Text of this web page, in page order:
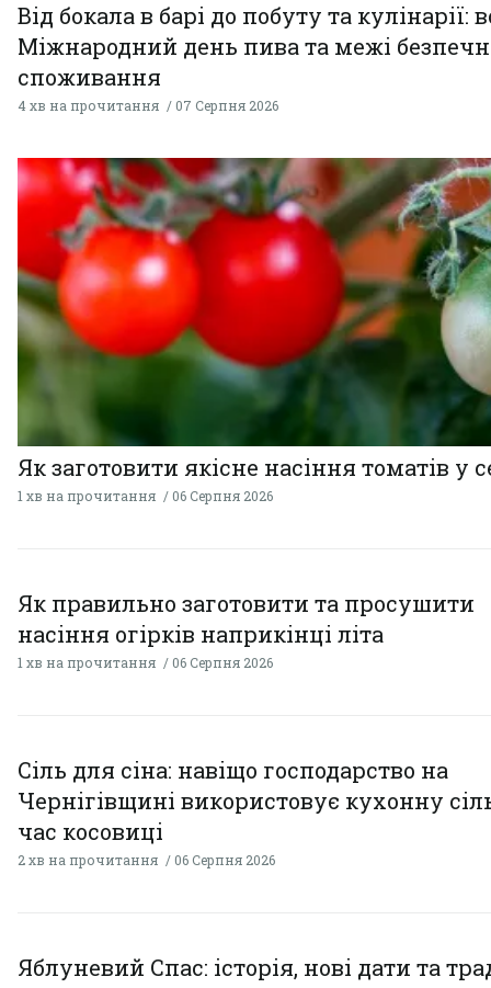
Від бокала в барі до побуту та кулінарії:
Міжнародний день пива та межі
споживання
4 хв на прочитання 07 Серпня 2026
Як заготовити якісне насіння томатів у
1 хв на прочитання 06 Серпня 2026
Як правильно заготовити та просушити
насіння огірків наприкінці літа
1 хв на прочитання 06 Серпня 2026
Сіль для сіна: навіщо господарство на
Чернігівщині використовує кухонну
час косовиці
2 хв на прочитання 06 Серпня 2026
Яблуневий Спас: історія, нові дати та